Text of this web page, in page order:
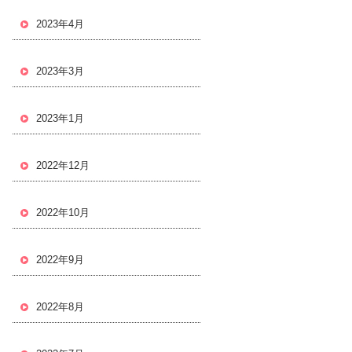
2023年4月
2023年3月
2023年1月
2022年12月
2022年10月
2022年9月
2022年8月